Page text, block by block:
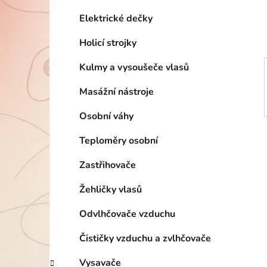
p
n
e
l
Elektrické dečky
Holicí strojky
Kulmy a vysoušeče vlasů
Masážní nástroje
Osobní váhy
Teploměry osobní
Zastřihovače
Žehličky vlasů
Odvlhčovače vzduchu
Čističky vzduchu a zvlhčovače
Vysavače